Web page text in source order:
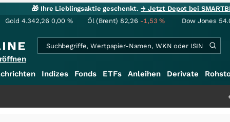
🎁 Ihre Lieblingsaktie geschenkt.→ Jetzt Depot bei
Gold 4.342,26 0,00 % Öl (Brent) 82,26 -1,53% Dow Jones
Indizes Fonds ETFs Anleihen Derivate